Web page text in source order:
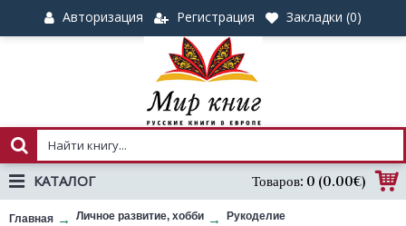
Авторизация Регистрация Закладки (0)
Товаров: 0 (0.00€)
КАТАЛОГ
Главная Личное развитие, хобби
Рукоделие